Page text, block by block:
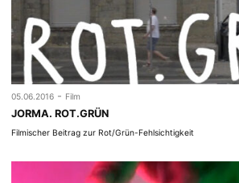
05.06.2016 - Film
JORMA. ROT.GRÜN
Filmischer Beitrag zur Rot/Grün-Fehlsichtigkeit